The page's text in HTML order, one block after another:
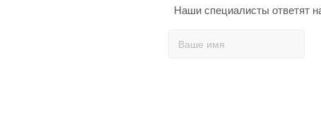
Наши специалисты ответят